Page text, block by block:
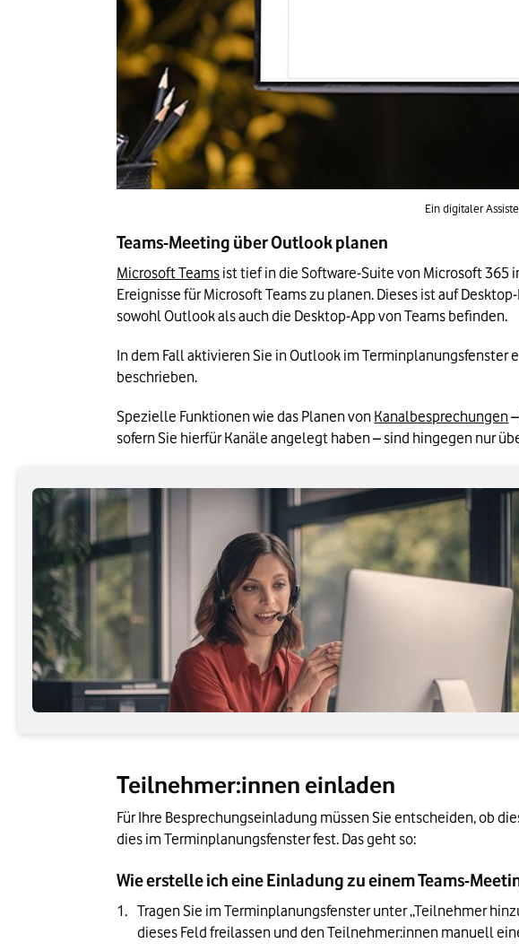
Ein digitaler
Teams-Meeting über Outlook planen
Microsoft Teams ist tief in die Software-Suite von Microsoft 365
Ereignisse für Microsoft Teams zu planen. Dieses ist auf
sowohl Outlook als auch die Desktop-App von Teams befinden.
In dem Fall aktivieren Sie in Outlook im Terminplanungsfenster
beschrieben.
Spezielle Funktionen wie das Planen von Kanalbesprechungen
sofern Sie hierfür Kanäle angelegt haben – sind hingegen nur
Teilnehmer:innen einladen
Für Ihre Besprechungseinladung müssen Sie entscheiden, ob
dies im Terminplanungsfenster fest. Das geht so:
Wie erstelle ich eine Einladung zu einem Teams-
Tragen Sie im Terminplanungsfenster unter „Teilnehmer
dieses Feld freilassen und den Teilnehmer:innen manuell